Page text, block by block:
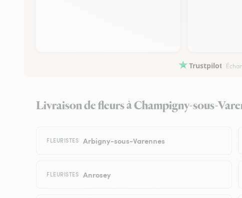
Trustpilot
Livraison de fleurs à Champigny-sous-
FLEURISTES Arbigny-sous-Varennes
FLEURISTES Anrosey